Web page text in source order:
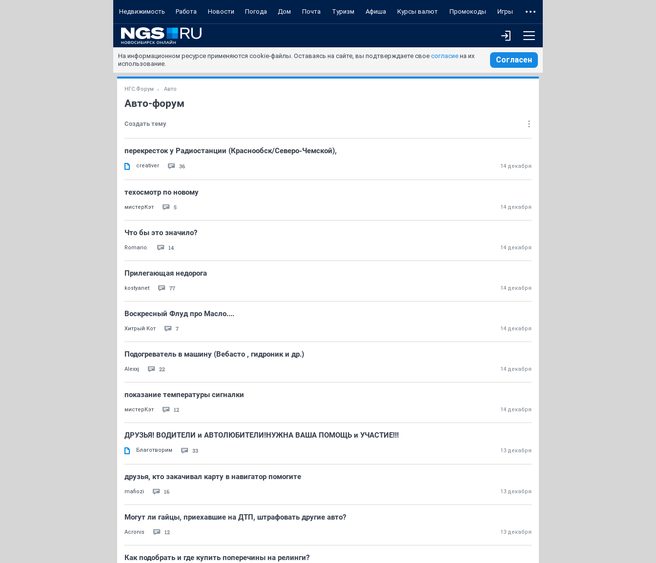
Недвижимость Работа Новости Погода Дом Почта Туризм Афиша Курсы валют Промокоды Игры
На информационном ресурсе применяются cookie-файлы. Оставаясь на сайте, вы подтверждаете свое согласие на их
использование.
Согласен
НГС.Форум Авто
Авто-форум
Создать тему
перекресток у Радиостанции (Краснообск/Северо-Чемской),
creativer 36 14 декабря
техосмотр по новому
мистерКэт 5 14 декабря
Что бы это значило?
Romario. 14 14 декабря
Прилегающая недорога
kostyanet 77 14 декабря
Воскресный Флуд про Масло....
Хитрый Кот 7 14 декабря
Подогреватель в машину (Вебасто , гидроник и др.)
Alexxj 22 14 декабря
показание температуры сигналки
мистерКэт 12 14 декабря
ДРУЗЬЯ! ВОДИТЕЛИ и АВТОЛЮБИТЕЛИ!НУЖНА ВАША ПОМОЩЬ и УЧАСТИЕ!!!
Благотворим 33 13 декабря
друзья, кто закачивал карту в навигатор помогите
mafiozi 16 13 декабря
Могут ли гайцы, приехавшие на ДТП, штрафовать другие авто?
Acronis 12 13 декабря
Как подобрать и где купить поперечины на релинги?